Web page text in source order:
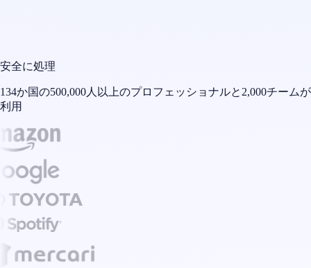
安全に処理
134か国の500,000人以上のプロフェッショナルと2,000チームが
利用